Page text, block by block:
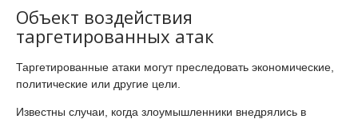
Объект воздействия
таргетированных атак
Таргетированные атаки могут преследовать экономические,
политические или другие цели.
Известны случаи, когда злоумышленники внедрялись в